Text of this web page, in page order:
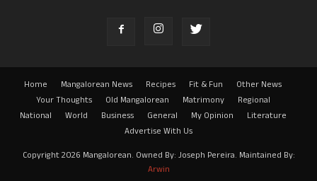
Home Mangalorean News Recipes Fit & Fun
Other News
Your Thoughts
Old Mangalorean Matrimony
Regional
National
World Business General My Opinion
Literature
Advertise With Us
Copyright 2026 Mangalorean. Owned By: Joseph Pereira. Maintained By:
Arwin